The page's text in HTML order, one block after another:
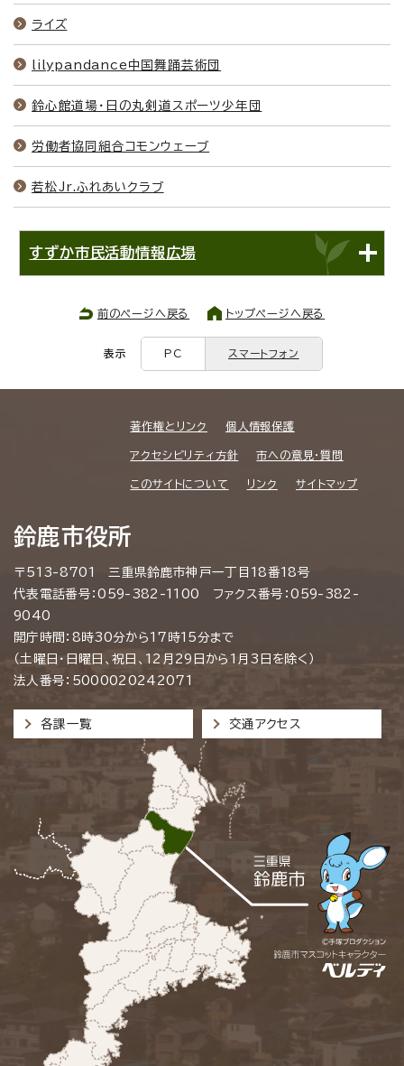
ライズ
lilypandance中国舞踊芸術団
鈴心館道場・日の丸剣道スポーツ少年団
労働者協同組合コモンウェーブ
若松Jr.ふれあいクラブ
すずか市民活動情報広場
前のページへ戻る トップページへ戻る
表示 PC スマートフォン
著作権とリンク 個人情報保護
アクセシビリティ方針 市への意見・質問
このサイトについて リンク サイトマップ
鈴鹿市役所
〒513-8701 三重県鈴鹿市神戸一丁目18番18号
代表電話番号：059-382-1100 ファクス番号：059-382-
9040
開庁時間：8時30分から17時15分まで
（土曜日・日曜日、祝日、12月29日から1月3日を除く）
法人番号：5000020242071
各課一覧 交通アクセス